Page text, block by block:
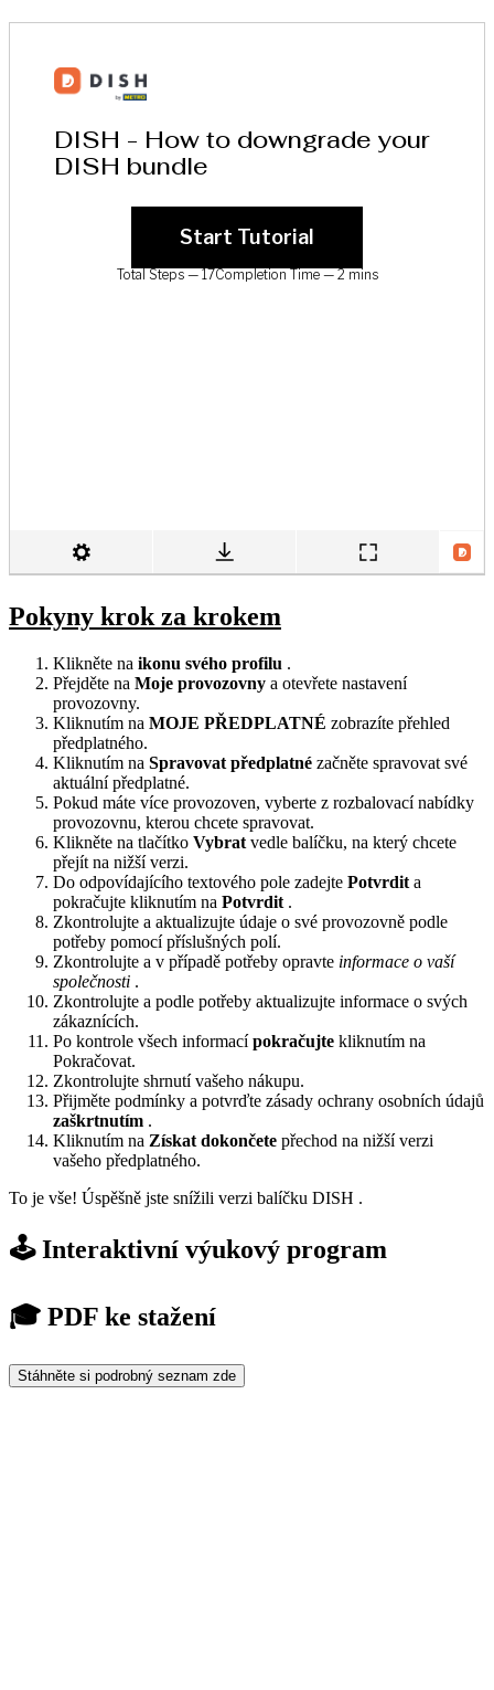
Pokyny krok za krokem
Klikněte na ikonu svého profilu .
Přejděte na Moje provozovny a otevřete nastavení
provozovny.
Kliknutím na MOJE PŘEDPLATNÉ zobrazíte přehled
předplatného.
Kliknutím na Spravovat předplatné začněte spravovat své
aktuální předplatné.
Pokud máte více provozoven, vyberte z rozbalovací nabídky
provozovnu, kterou chcete spravovat.
Klikněte na tlačítko Vybrat vedle balíčku, na který chcete
přejít na nižší verzi.
Do odpovídajícího textového pole zadejte Potvrdit a
pokračujte kliknutím na Potvrdit .
Zkontrolujte a aktualizujte údaje o své provozovně podle
potřeby pomocí příslušných polí.
Zkontrolujte a v případě potřeby opravte informace o vaší
společnosti .
Zkontrolujte a podle potřeby aktualizujte informace o svých
zákaznících.
Po kontrole všech informacípokračujte kliknutím na
Pokračovat.
Zkontrolujte shrnutí vašeho nákupu.
Přijměte podmínky a potvrďte zásady ochrany osobních údajů
zaškrtnutím .
Kliknutím na Získat dokončete přechod na nižší verzi
vašeho předplatného.
To je vše! Úspěšně jste snížili verzi balíčku DISH .
🕹️ Interaktivní výukový program
🎓 PDF ke stažení
Stáhněte si podrobný seznam zde